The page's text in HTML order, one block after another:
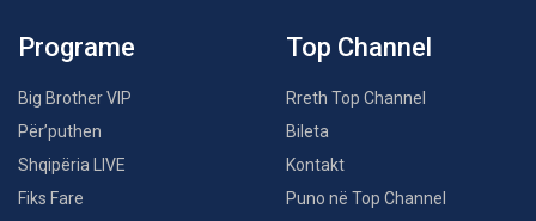
Programe
Big Brother VIP
Për’puthen
Shqipëria LIVE
Fiks Fare
Top Channel
Rreth Top Channel
Bileta
Kontakt
Puno në Top Channel